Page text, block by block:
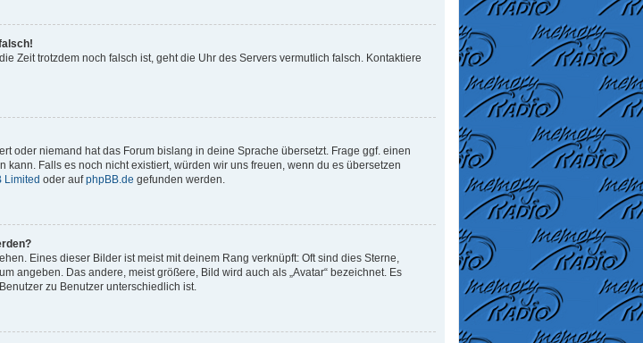
Zeit trotzdem noch falsch ist, geht die Uhr des Servers vermutlich falsch. Kontaktiere
oder niemand hat das Forum bislang in deine Sprache übersetzt. Frage ggf. einen
Falls es noch nicht existiert, würden wir uns freuen, wenn du es übersetzen
Limited oder aufphpBB.de gefunden werden.
Eines dieser Bilder ist meist mit deinem Rang verknüpft: Oft sind dies Sterne,
angeben. Das andere, meist größere, Bild wird auch als „Avatar“ bezeichnet. Es
zu Benutzer unterschiedlich ist.